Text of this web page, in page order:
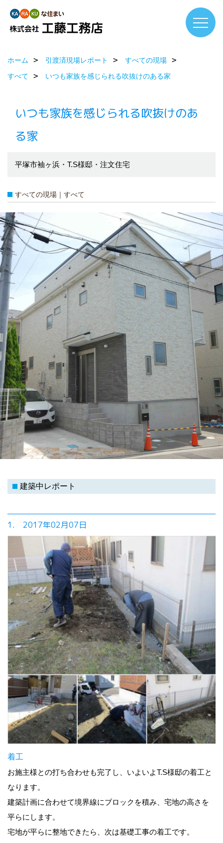
ホーム 引渡済現場レポート
すべての現場
すべて
いつも家族を感じられる吹抜けのある家
いつも家族を感じられる吹抜けのあ
る家
平塚市袖ヶ浜・T.S様邸・注文住宅
すべての現場｜すべて
建築中レポート
1. 2017年02月07日
着工
お施主様との打ち合わせも完了し、いよいよT.S様邸の着工と
なります。
建築計画に合わせて境界線にブロックを積み、宅地の高さを
平らにします。
宅地が平らに整地できたら、次は基礎工事の着工です。